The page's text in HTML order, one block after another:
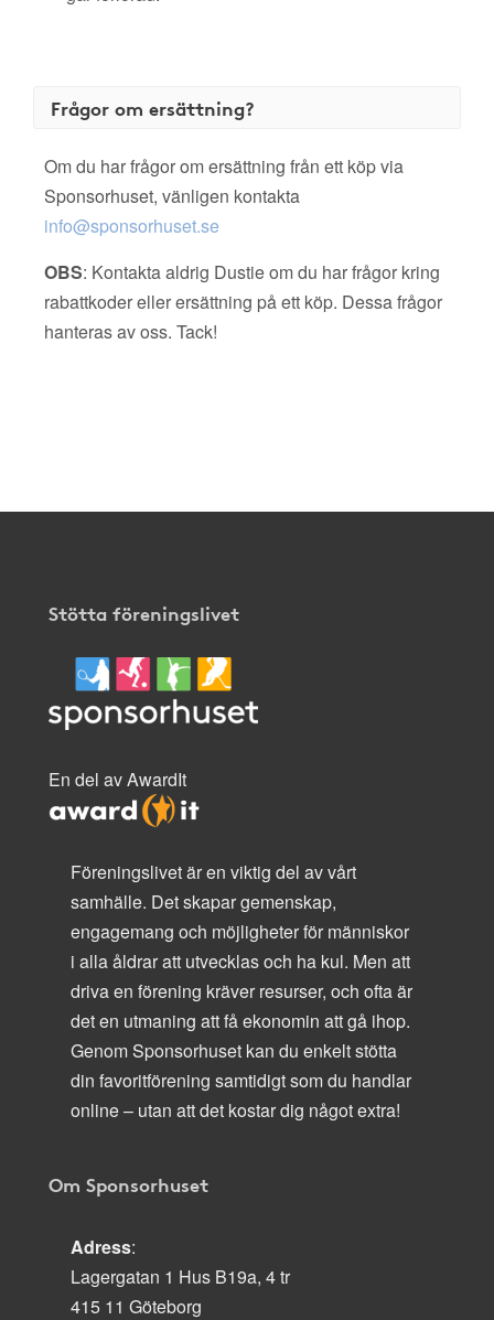
Frågor om ersättning?
Om du har frågor om ersättning från ett köp via
Sponsorhuset, vänligen kontakta
info@sponsorhuset.se
OBS: Kontakta aldrig Dustie om du har frågor kring
rabattkoder eller ersättning på ett köp. Dessa frågor
hanteras av oss. Tack!
Stötta föreningslivet
En del av AwardIt
Föreningslivet är en viktig del av vårt
samhälle. Det skapar gemenskap,
engagemang och möjligheter för människor
i alla åldrar att utvecklas och ha kul. Men att
driva en förening kräver resurser, och ofta är
det en utmaning att få ekonomin att gå ihop.
Genom Sponsorhuset kan du enkelt stötta
din favoritförening samtidigt som du handlar
online – utan att det kostar dig något extra!
Om Sponsorhuset
Adress:
Lagergatan 1 Hus B19a, 4 tr
415 11 Göteborg